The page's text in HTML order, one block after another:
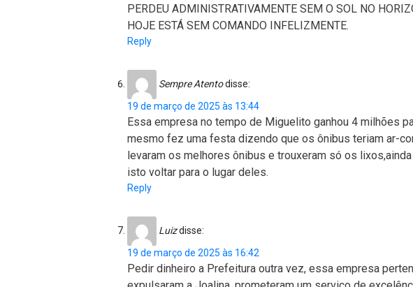
PERDEU ADMINISTRATIVAMENTE SEM O SOL NO
HOJE ESTÁ SEM COMANDO INFELIZMENTE.
Reply
Sempre Atentodisse:
19 de março de 2025 às 13:44
Essa empresa no tempo de Miguelito ganhou 4 milhões
mesmo fez uma festa dizendo que os ônibus teriam ar-
levaram os melhores ônibus e trouxeram só os
isto voltar para o lugar deles.
Reply
Luizdisse:
19 de março de 2025 às 16:42
Pedir dinheiro a Prefeitura outra vez, essa empresa